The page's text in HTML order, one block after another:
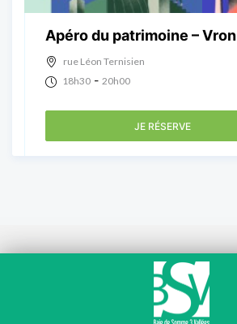
Apéro du patrimoine – Vron
rue Léon Ternisien
18h30 - 20h00
JE RÉSERVE